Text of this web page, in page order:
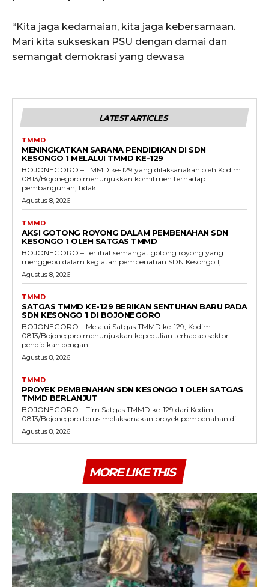
“Kita jaga kedamaian, kita jaga kebersamaan.
Mari kita sukseskan PSU dengan damai dan
semangat demokrasi yang dewasa
LATEST ARTICLES
TMMD
MENINGKATKAN SARANA PENDIDIKAN DI SDN
KESONGO 1 MELALUI TMMD KE-129
BOJONEGORO – TMMD ke-129 yang dilaksanakan oleh Kodim
0813/Bojonegoro menunjukkan komitmen terhadap
pembangunan, tidak...
Agustus 8, 2026
TMMD
AKSI GOTONG ROYONG DALAM PEMBENAHAN SDN
KESONGO 1 OLEH SATGAS TMMD
BOJONEGORO – Terlihat semangat gotong royong yang
menggebu dalam kegiatan pembenahan SDN Kesongo 1,...
Agustus 8, 2026
TMMD
SATGAS TMMD KE-129 BERIKAN SENTUHAN BARU PADA
SDN KESONGO 1 DI BOJONEGORO
BOJONEGORO – Melalui Satgas TMMD ke-129, Kodim
0813/Bojonegoro menunjukkan kepedulian terhadap sektor
pendidikan dengan...
Agustus 8, 2026
TMMD
PROYEK PEMBENAHAN SDN KESONGO 1 OLEH SATGAS
TMMD BERLANJUT
BOJONEGORO – Tim Satgas TMMD ke-129 dari Kodim
0813/Bojonegoro terus melaksanakan proyek pembenahan di...
Agustus 8, 2026
MORE LIKE THIS